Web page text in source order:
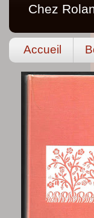
Chez
Accueil